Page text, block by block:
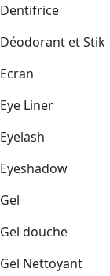
Dentifrice
Déodorant et Stik
Ecran
Eye Liner
Eyelash
Eyeshadow
Gel
Gel douche
Gel Nettoyant